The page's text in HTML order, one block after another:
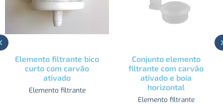
Elemento filtrante bico
curto com carvão
ativado
Elemento filtrante
Conjunto elemento
filtrante com carvão
ativado e boia
horizontal
Elemento filtrante